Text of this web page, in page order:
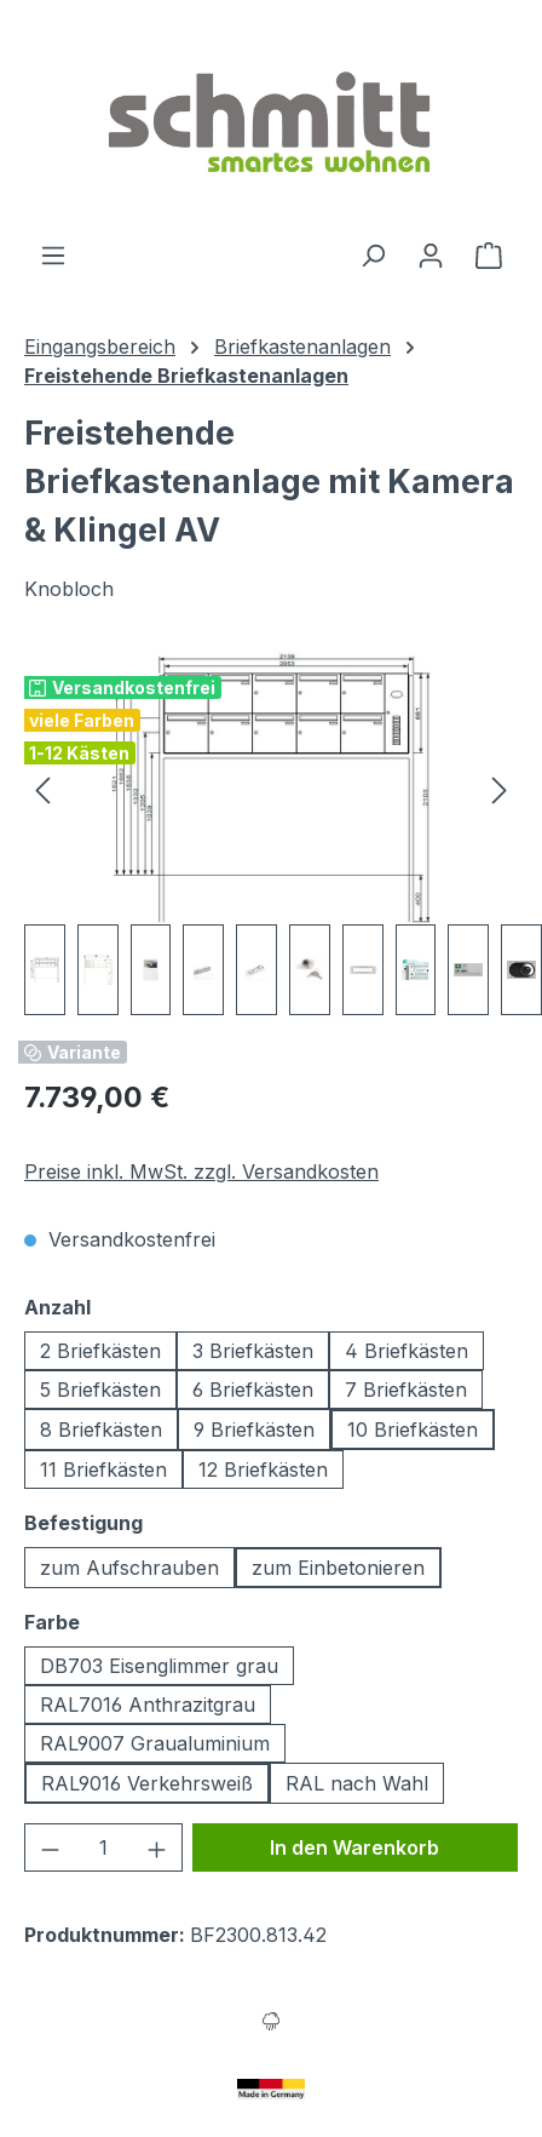
Eingangsbereich
Briefkastenanlagen
Freistehende Briefkastenanlagen
Freistehende
Briefkastenanlage mit Kamera
& Klingel AV
Knobloch
Versandkostenfrei
viele Farben
1-12 Kästen
Variante
Regulärer Preis:
7.739,00 €
Preise inkl. MwSt. zzgl. Versandkosten
Versandkostenfrei
Anzahlauswählen
2 Briefkästen
3 Briefkästen
4 Briefkästen
5 Briefkästen
6 Briefkästen
7 Briefkästen
8 Briefkästen
9 Briefkästen
10 Briefkästen
11 Briefkästen
12 Briefkästen
Befestigungauswählen
zum Aufschrauben
zum Einbetonieren
Farbeauswählen
DB703 Eisenglimmer grau
RAL7016 Anthrazitgrau
RAL9007 Graualuminium
RAL9016 Verkehrsweiß
RAL nach Wahl
Produkt Anzahl: Gib denIn den Warenkorb
Produktnummer: BF2300.813.42